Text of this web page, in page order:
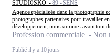
STUDIOSKO - 89 - SENS
Agence spécialisée dans la photographie
photographes partenaires pour travailler
développement, nous sommes avant tout
Profession commerciale - Non
Publié il y a 10 jours